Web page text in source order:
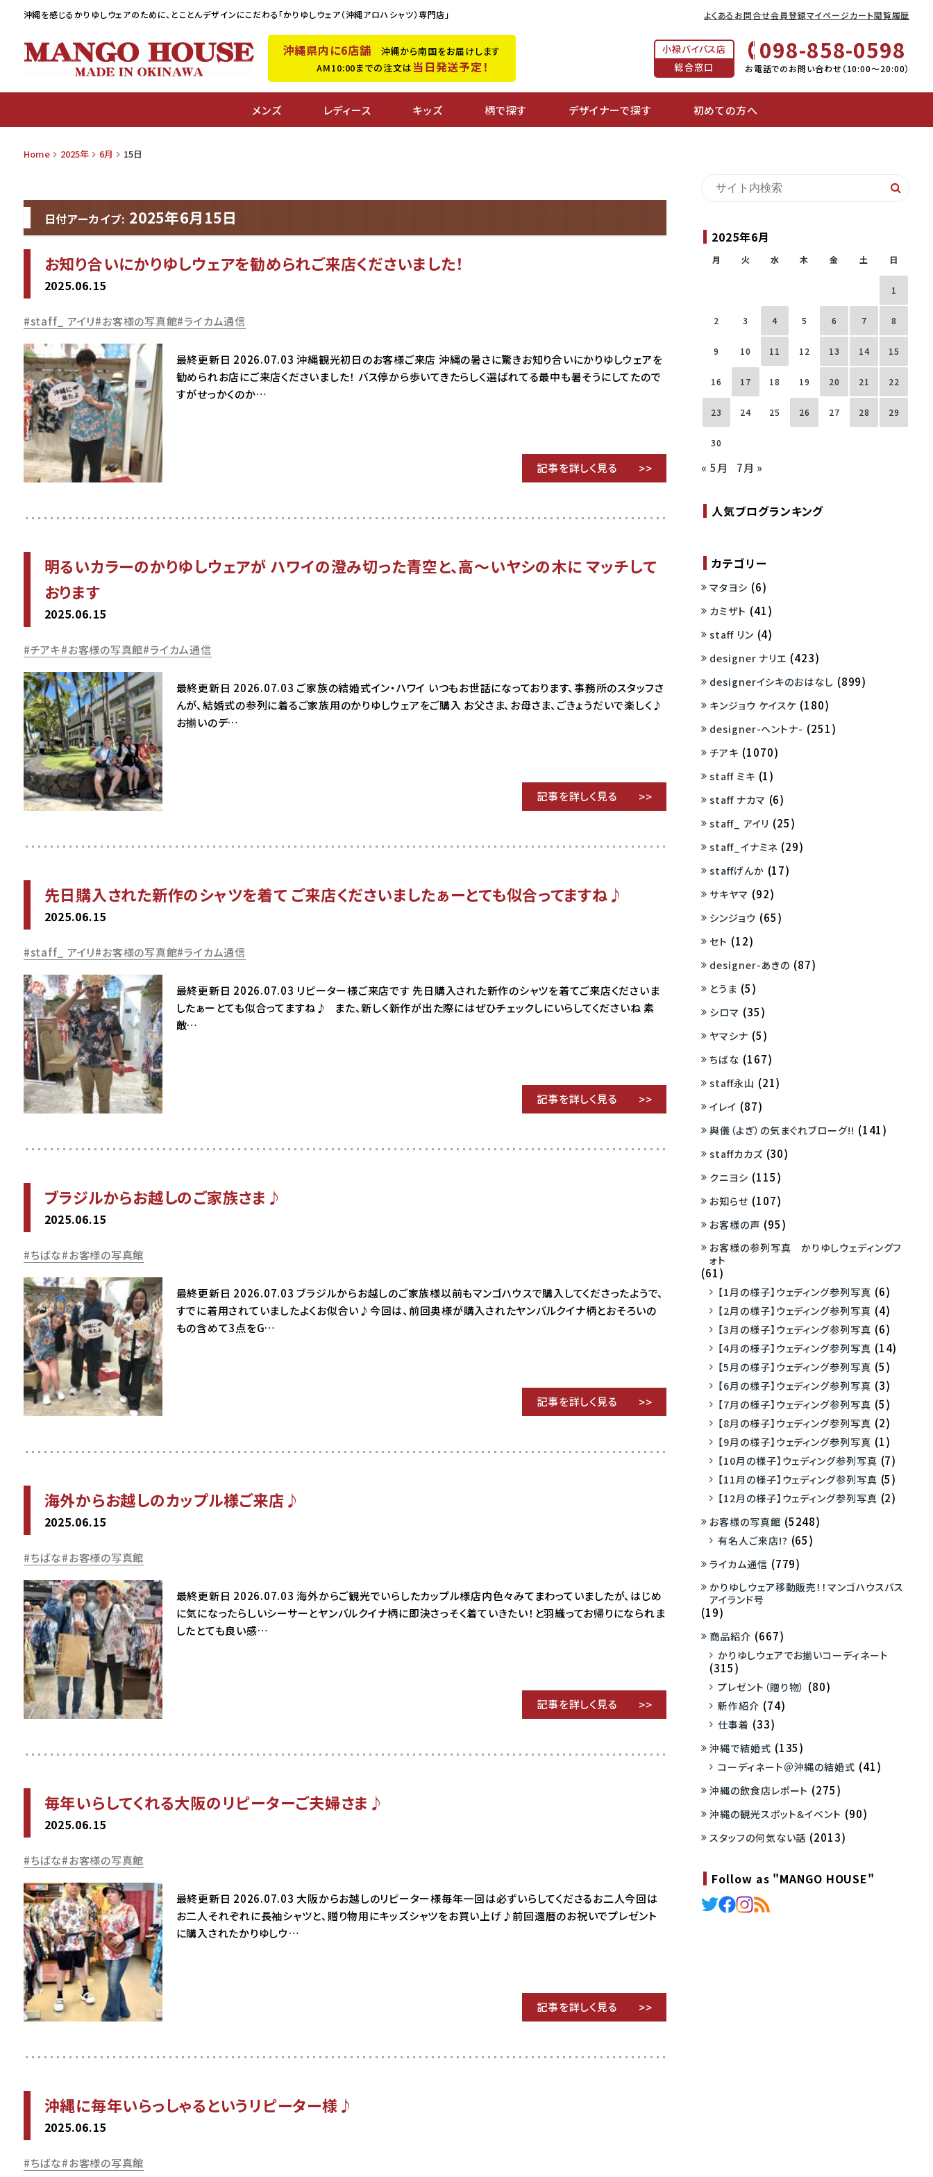
沖縄を感じるかりゆしウェアのために、 とことんデザインにこだわる「かりゆしウェア（沖縄アロハシャツ）専門店」 よくあるお問合せ会員登録マイページカート閲覧履歴
沖縄県内に6店舗 沖縄から南国をお届けします
AM10:00までの注文は当日発送予定！
小禄バイパス店
総合窓口
098-858-0598
お電話でのお問い合わせ（10:00〜20:00）
メンズ レディース キッズ 柄で探す デザイナーで探す 初めての方へ
Home 2025年 6月 15日
日付アーカイブ: 2025年6月15日
お知り合いにかりゆしウェアを勧められご来店くださいました！
2025.06.15
staff_ アイリ お客様の写真館 ライカム通信
最終更新日 2026.07.03 沖縄観光初日のお客様ご来店 沖縄の暑さに驚きお知り合いにかりゆしウェアを
勧められお店にご来店くださいました！ バス停から歩いてきたらしく選ばれてる最中も暑そうにしてたので
すがせっかくのか…
記事を詳しく見る
明るいカラーのかりゆしウェアが ハワイの澄み切った青空と、高〜いヤシの木に マッチして
おります
2025.06.15
チアキ お客様の写真館 ライカム通信
最終更新日 2026.07.03 ご家族の結婚式イン・ハワイ いつもお世話になっております、事務所のスタッフさ
んが、結婚式の参列に着るご家族用のかりゆしウェアをご購入 お父さま、お母さま、ごきょうだいで楽しく♪
お揃いのデ…
記事を詳しく見る
先日購入された新作のシャツを着て ご来店くださいましたぁーとても似合ってますね♪
2025.06.15
staff_ アイリ お客様の写真館 ライカム通信
最終更新日 2026.07.03 リピーター様ご来店です 先日購入された新作のシャツを着てご来店くださいま
したぁーとても似合ってますね♪ また、新しく新作が出た際にはぜひチェックしにいらしてくださいね 素
敵…
記事を詳しく見る
ブラジルからお越しのご家族さま♪
2025.06.15
ちばな お客様の写真館
最終更新日 2026.07.03 ブラジルからお越しのご家族様以前もマンゴハウスで購入してくださったようで、
すでに着用されていましたよくお似合い♪今回は、前回奥様が購入されたヤンバルクイナ柄とおそろいの
もの含めて3点をG…
記事を詳しく見る
海外からお越しのカップル様ご来店♪
2025.06.15
ちばな お客様の写真館
最終更新日 2026.07.03 海外からご観光でいらしたカップル様店内色々みてまわっていましたが、はじめ
に気になったらしいシーサーとヤンバルクイナ柄に即決さっそく着ていきたい！と羽織ってお帰りになられま
したとても良い感…
記事を詳しく見る
毎年いらしてくれる大阪のリピーターご夫婦さま♪
2025.06.15
ちばな お客様の写真館
最終更新日 2026.07.03 大阪からお越しのリピーター様毎年一回は必ずいらしてくださるお二人今回は
お二人それぞれに長袖シャツと、贈り物用にキッズシャツをお買い上げ♪前回還暦のお祝いでプレゼント
に購入されたかりゆしウ…
記事を詳しく見る
沖縄に毎年いらっしゃるというリピーター様♪
2025.06.15
ちばな お客様の写真館
2025年6月
月 火 水 木 金 土 日
1
2 3 4 5 6 7 8
9 10 11 12 13 14 15
16 17 18 19 20 21 22
23 24 25 26 27 28 29
30
« 5月 7月 »
人気ブログランキング
カテゴリー
マタヨシ (6)
カミザト (41)
staff リン (4)
designer ナリエ (423)
designerイシキのおはなし (899)
キンジョウ ケイスケ (180)
designer-ヘントナ- (251)
チアキ (1070)
staff ミキ (1)
staff ナカマ (6)
staff_ アイリ (25)
staff_イナミネ (29)
staffげんか (17)
サキヤマ (92)
シンジョウ (65)
セト (12)
designer-あきの (87)
とうま (5)
シロマ (35)
ヤマシナ (5)
ちばな (167)
staff永山 (21)
イレイ (87)
與儀（よぎ）の気まぐれブローグ!! (141)
staffカカズ (30)
クニヨシ (115)
お知らせ (107)
お客様の声 (95)
お客様の参列写真 かりゆしウェディングフ
ォト
(61)
【1月の様子】ウェディング参列写真 (6)
【2月の様子】ウェディング参列写真 (4)
【3月の様子】ウェディング参列写真 (6)
【4月の様子】ウェディング参列写真 (14)
【5月の様子】ウェディング参列写真 (5)
【6月の様子】ウェディング参列写真 (3)
【7月の様子】ウェディング参列写真 (5)
【8月の様子】ウェディング参列写真 (2)
【9月の様子】ウェディング参列写真 (1)
【10月の様子】ウェディング参列写真 (7)
【11月の様子】ウェディング参列写真 (5)
【12月の様子】ウェディング参列写真 (2)
お客様の写真館 (5248)
有名人ご来店!? (65)
ライカム通信 (779)
かりゆしウェア移動販売！！マンゴハウスバス
アイランド号
(19)
商品紹介 (667)
かりゆしウェアでお揃いコーディネート
(315)
プレゼント（贈り物） (80)
新作紹介 (74)
仕事着 (33)
沖縄で結婚式 (135)
コーディネート＠沖縄の結婚式 (41)
沖縄の飲食店レポート (275)
沖縄の観光スポット＆イベント (90)
スタッフの何気ない話 (2013)
Follow as "MANGO HOUSE"